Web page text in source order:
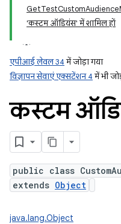
'कस्टम ऑडियंस' में शामिल हों
एपीआई लेवल 34में जोड़ा गया
विज्ञापन सेवाएं एक्सटेंशन 4में भी
कस्टम
public class
extends Object
java.lang.Object